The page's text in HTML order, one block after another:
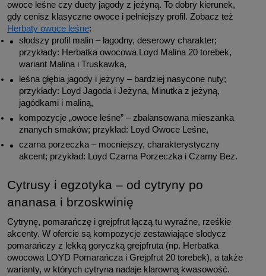
owoce leśne czy duety jagody z jeżyną. To dobry kierunek,
Herbaty owoce leśne:
słodszy profil malin – łagodny, deserowy charakter;
przykłady: Herbatka owocowa Loyd Malina 20 torebek,
wariant Malina i Truskawka,
leśna głębia jagody i jeżyny – bardziej nasycone nuty;
przykłady: Loyd Jagoda i Jeżyna, Minutka z jeżyną,
jagódkami i maliną,
kompozycje „owoce leśne” – zbalansowana mieszanka
znanych smaków; przykład: Loyd Owoce Leśne,
czarna porzeczka – mocniejszy, charakterystyczny
akcent; przykład: Loyd Czarna Porzeczka i Czarny Bez.
Cytrusy i egzotyka – od cytryny po
ananasa i brzoskwinię
Cytrynę, pomarańczę i grejpfrut łączą tu wyraźne, rześkie
akcenty. W ofercie są kompozycje zestawiające słodycz
pomarańczy z lekką goryczką grejpfruta (np. Herbatka
owocowa LOYD Pomarańcza i Grejpfrut 20 torebek), a także
warianty, w których cytryna nadaje klarowną kwasowość.